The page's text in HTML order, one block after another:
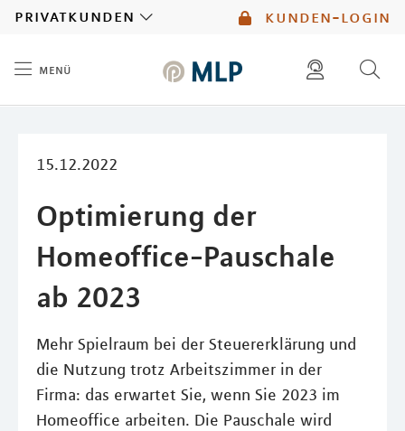
kunden-login
privatkunden
menü
15.12.2022
Optimierung der
Homeoffice-Pauschale
ab 2023
Mehr Spielraum bei der Steuererklärung und
die Nutzung trotz Arbeitszimmer in der
Firma: das erwartet Sie, wenn Sie 2023 im
Homeoffice arbeiten. Die Pauschale wird